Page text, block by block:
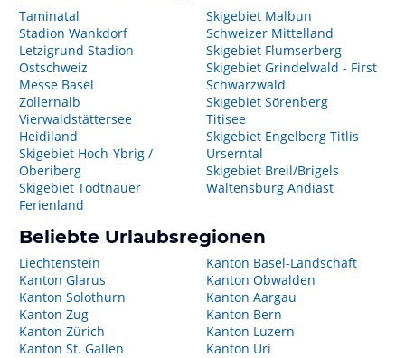
Taminatal
Stadion Wankdorf
Letzigrund Stadion
Ostschweiz
Messe Basel
Zollernalb
Vierwaldstättersee
Heidiland
Skigebiet Hoch-Ybrig /
Oberiberg
Skigebiet Todtnauer
Ferienland
Skigebiet Malbun
Schweizer Mittelland
Skigebiet Flumserberg
Skigebiet Grindelwald - First
Schwarzwald
Skigebiet Sörenberg
Titisee
Skigebiet Engelberg Titlis
Urserntal
Skigebiet Breil/Brigels
Waltensburg Andiast
Beliebte Urlaubsregionen
Liechtenstein
Kanton Glarus
Kanton Solothurn
Kanton Zug
Kanton Zürich
Kanton St. Gallen
Kanton Basel-Landschaft
Kanton Obwalden
Kanton Aargau
Kanton Bern
Kanton Luzern
Kanton Uri